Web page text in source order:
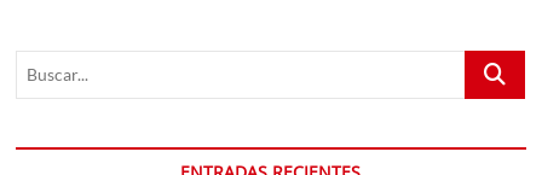
Buscar...